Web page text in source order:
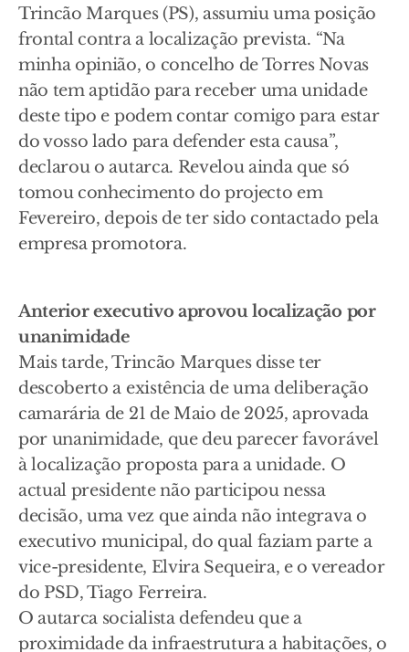
Trincão Marques (PS), assumiu uma posição
frontal contra a localização prevista. “Na
minha opinião, o concelho de Torres Novas
não tem aptidão para receber uma unidade
deste tipo e podem contar comigo para estar
do vosso lado para defender esta causa”,
declarou o autarca. Revelou ainda que só
tomou conhecimento do projecto em
Fevereiro, depois de ter sido contactado pela
empresa promotora.
Anterior executivo aprovou localização por
unanimidade
Mais tarde, Trincão Marques disse ter
descoberto a existência de uma deliberação
camarária de 21 de Maio de 2025, aprovada
por unanimidade, que deu parecer favorável
à localização proposta para a unidade. O
actual presidente não participou nessa
decisão, uma vez que ainda não integrava o
executivo municipal, do qual faziam parte a
vice-presidente, Elvira Sequeira, e o vereador
do PSD, Tiago Ferreira.
O autarca socialista defendeu que a
proximidade da infraestrutura a habitações, o